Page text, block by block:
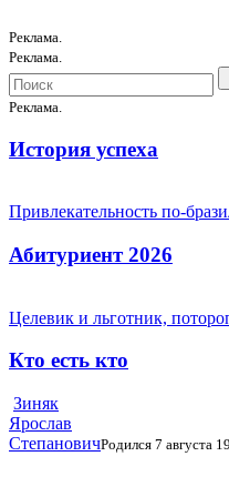
Реклама.
Реклама.
Реклама.
История успеха
Привлекательность по-
Абитуриент 2026
Целевик и льготник,
Кто есть кто
Зиняк
Ярослав
СтепановичРодился 7 августа